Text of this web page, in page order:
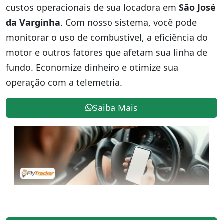
custos operacionais de sua locadora em São José
da Varginha. Com nosso sistema, você pode
monitorar o uso de combustível, a eficiência do
motor e outros fatores que afetam sua linha de
fundo. Economize dinheiro e otimize sua
operação com a telemetria.
Saiba Mais